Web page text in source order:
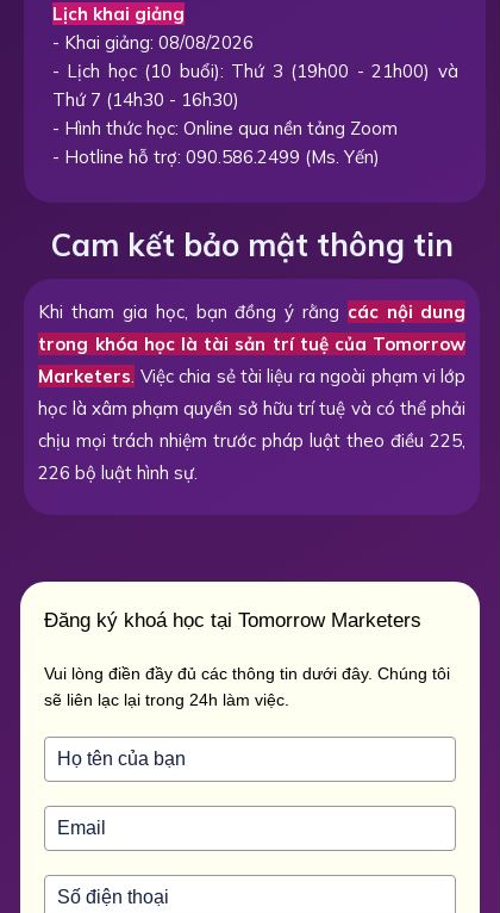
Đăng ký khoá học tại Tomorrow Marketers
Vui lòng điền đầy đủ các thông tin dưới đây. Chúng tôi
sẽ liên lạc lại trong 24h làm việc.
Lịch khai giảng
- Khai giảng: 08/08/2026
- Lịch học (10 buổi): Thứ 3 (19h00 - 21h00) và
Thứ 7 (14h30 - 16h30)
- Hình thức học: Online qua nền tảng Zoom
- Hotline hỗ trợ: 090.586.2499 (Ms. Yến)
Khi tham gia học, bạn đồng ý rằng các nội dung
trong khóa học là tài sản trí tuệ của Tomorrow
Marketers Việc chia sẻ tài liệu ra ngoài phạm vi lớp
học là xâm phạm quyền sở hữu trí tuệ và có thể phải
chịu mọi trách nhiệm trước pháp luật theo điều 225,
226 bộ luật hình sự.
Cam kết bảo mật thông tin